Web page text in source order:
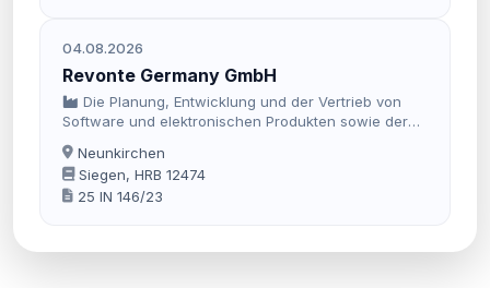
04.08.2026
Revonte Germany GmbH
Die Planung, Entwicklung und der Vertrieb von
Software und elektronischen Produkten sowie der
Handel mit technischen Produkten.
Neunkirchen
Siegen, HRB 12474
25 IN 146/23